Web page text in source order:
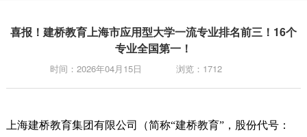
喜报！建桥教育上海市应用型大学一流专业排名前三！16个
专业全国第一！
时间：2026年04月15日 浏览：1712
上海建桥教育集团有限公司（简称“建桥教育”，股份代号：